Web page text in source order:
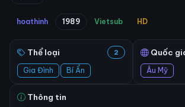
hoathinh 1989 Vietsub HD
Thể loại 2
Gia Đình Bí Ẩn
Quốc
Âu Mỹ
Thông tin